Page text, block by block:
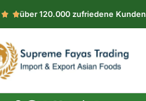
über 120.000 zufriedene Kunden